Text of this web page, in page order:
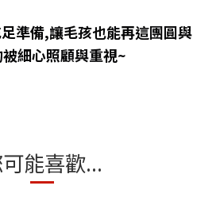
準備,讓毛孩也能再這團圓與
細心照顧與重視~
能喜歡...